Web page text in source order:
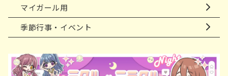
マイガール用
季節行事・イベント